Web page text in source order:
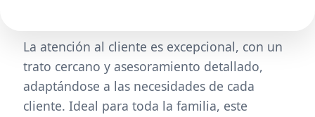
La atención al cliente es excepcional, con un
trato cercano y asesoramiento detallado,
adaptándose a las necesidades de cada
cliente. Ideal para toda la familia, este